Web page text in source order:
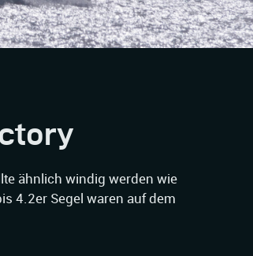
ähnlich windig werden wie
4.2er Segel waren auf dem